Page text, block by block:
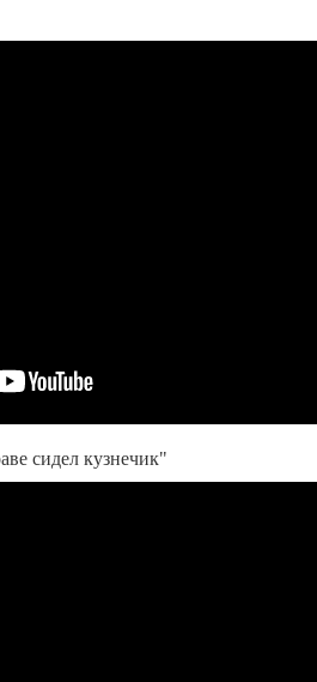
сидел кузнечик"